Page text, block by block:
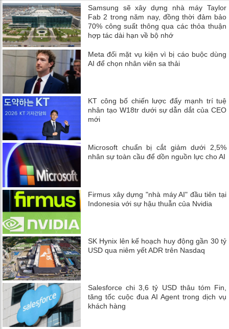
Samsung sẽ xây dựng nhà máy Taylor
Fab 2 trong năm nay, đồng thời đảm bảo
70% công suất thông qua các thỏa thuận
hợp tác dài hạn về bộ nhớ
Meta đối mặt vụ kiện vì bị cáo buộc dùng
AI để chọn nhân viên sa thải
KT công bố chiến lược đẩy mạnh trí tuệ
nhân tạo W18tr dưới sự dẫn dắt của CEO
mới
Microsoft chuẩn bị cắt giảm dưới 2,5%
nhân sự toàn cầu để dồn nguồn lực cho AI
Firmus xây dựng "nhà máy AI" đầu tiên tại
Indonesia với sự hậu thuẫn của Nvidia
SK Hynix lên kế hoạch huy động gần 30 tỷ
USD qua niêm yết ADR trên Nasdaq
Salesforce chi 3,6 tỷ USD thâu tóm Fin,
tăng tốc cuộc đua AI Agent trong dịch vụ
khách hàng